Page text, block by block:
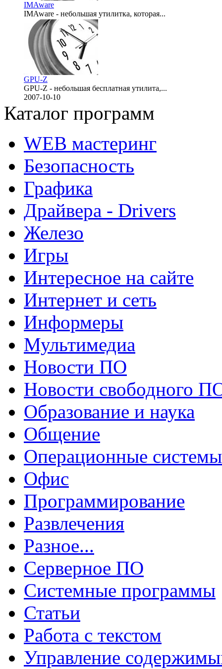
IMAware
IMAware - небольшая утилитка, которая...
2007-10-10
GPU-Z
GPU-Z - небольшая бесплатная утилита,...
2007-10-10
Каталог программ
WEB мастеринг
Безопасность
Графика
Драйвера - Drivers
Железо
Игры
Интересное на сайте
Интернет и сеть
Информеры
Мультимедиа
Новости ПО
Новости свободного
Образование и наука
Общение
Операционные системы
Офис
Программирование
Развлечения
Разное...
Серверное ПО
Системные программы
Статьи
Работа с текстом
Управление